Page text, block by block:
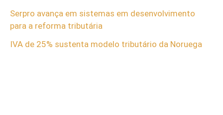
Serpro avança em sistemas em desenvolvimento
para a reforma tributária
IVA de 25% sustenta modelo tributário da Noruega